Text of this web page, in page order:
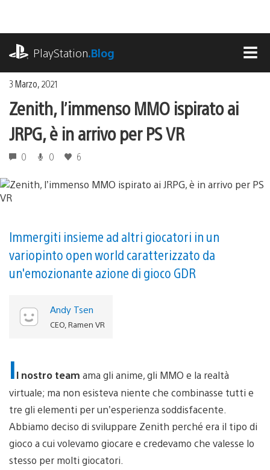
contenuto
PlayStation.Blog
3 Marzo, 2021
Zenith, l’immenso MMO ispirato ai
JRPG, è in arrivo per PS VR
0 0 6
Immergiti insieme ad altri giocatori in un
variopinto open world caratterizzato da
un'emozionante azione di gioco GDR
Andy Tsen
CEO, Ramen VR
Il nostro team ama gli anime, gli MMO e la realtà
virtuale; ma non esisteva niente che combinasse tutti e
tre gli elementi per un’esperienza soddisfacente.
Abbiamo deciso di sviluppare Zenith perché era il tipo di
gioco a cui volevamo giocare e credevamo che valesse lo
stesso per molti giocatori.